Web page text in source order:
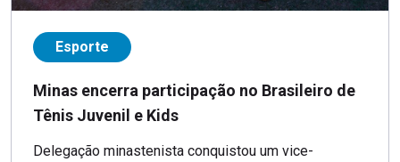
Esporte
Minas encerra participação no Brasileiro de
Tênis Juvenil e Kids
Delegação minastenista conquistou um vice-